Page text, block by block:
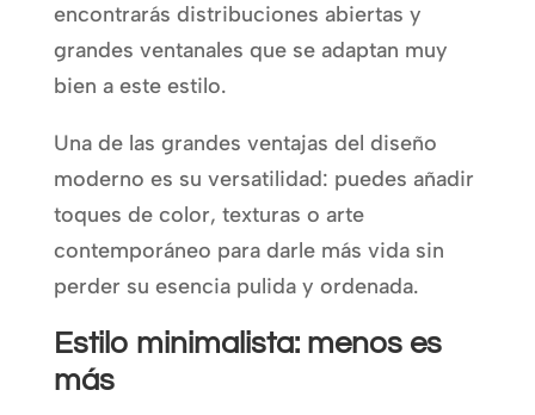
encontrarás distribuciones abiertas y
grandes ventanales que se adaptan muy
bien a este estilo.
Una de las grandes ventajas del diseño
moderno es su versatilidad: puedes añadir
toques de color, texturas o arte
contemporáneo para darle más vida sin
perder su esencia pulida y ordenada.
Estilo minimalista: menos es
más